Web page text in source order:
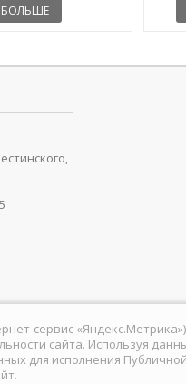
БОЛЬШЕ
сервис
сайта. Используя
для исполнения